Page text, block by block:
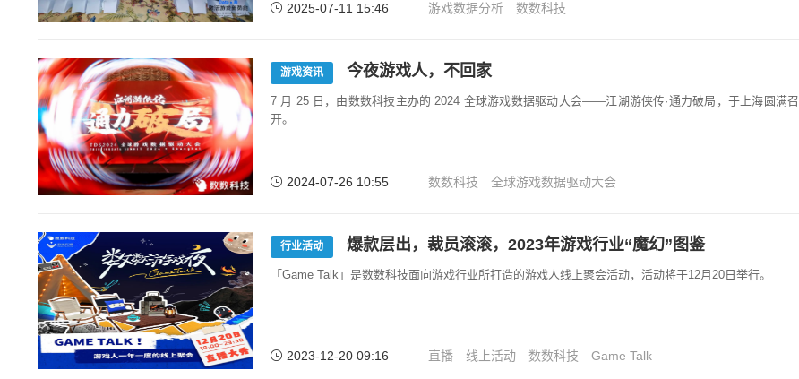
2025-07-11 15:46 游戏数据分析 数数科技
游戏资讯 今夜游戏人，不回家
7 月 25 日，由数数科技主办的 2024 全球游戏数据驱动大会——江湖游侠传·通力破局，于上海圆满召
开。
2024-07-26 10:55 数数科技 全球游戏数据驱动大会
行业活动 爆款层出，裁员滚滚，2023年游戏行业“魔幻”图鉴
「Game Talk」是数数科技面向游戏行业所打造的游戏人线上聚会活动，活动将于12月20日举行。
2023-12-20 09:16 直播 线上活动 数数科技 Game Talk